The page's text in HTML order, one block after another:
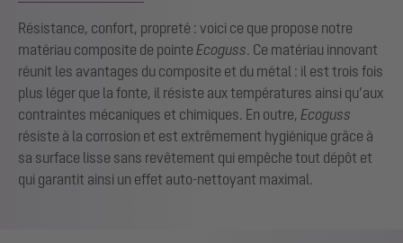
Résistance, confort, propreté : voici ce que propose notre
matériau composite de pointe Ecoguss. Ce matériau innovant
réunit les avantages du composite et du métal : il est trois fois
plus léger que la fonte, il résiste aux températures ainsi qu’aux
contraintes mécaniques et chimiques. En outre, Ecoguss
résiste à la corrosion et est extrêmement hygiénique grâce à
sa surface lisse sans revêtement qui empêche tout dépôt et
qui garantit ainsi un effet auto-nettoyant maximal.